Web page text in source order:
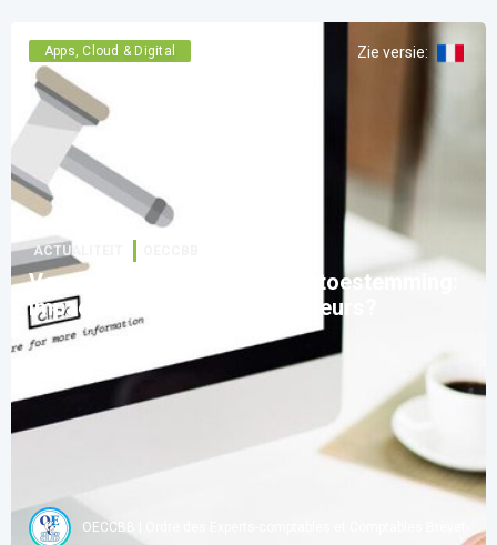
Apps, Cloud & Digital Zie versie:
ACTUALITEIT
Vereenvoudiging van cookietoestemming:
impact op bedrijven en adviseurs?
OECCBB | Ordre des Experts-comptables et Comptables Brevetés